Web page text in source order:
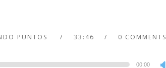
PUNTOS 33:46 0 COMMENTS
00:00